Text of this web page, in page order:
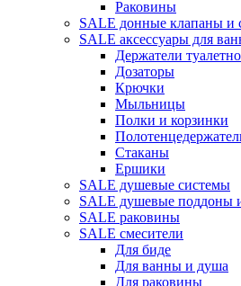
Раковины
SALE донные клапаны и
SALE аксессуары для
Держатели
Дозаторы
Крючки
Мыльницы
Полки и корзинки
Стаканы
Ершики
SALE душевые системы
SALE душевые поддоны
SALE раковины
SALE смесители
Для биде
Для ванны и душа
Для раковины